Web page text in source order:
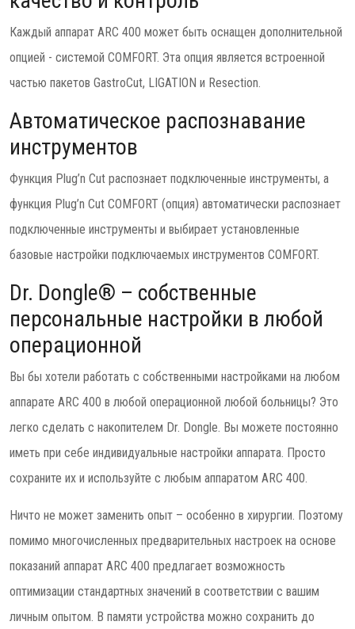
Каждый аппарат ARC 400 может быть оснащен дополнительной
опцией - системой COMFORT. Эта опция является встроенной
частью пакетов GastroCut, LIGATION и Resection.
Автоматическое распознавание
инструментов
Функция Plug’n Cut распознает подключенные инструменты, а
функция Plug’n Cut COMFORT (опция) автоматически распознает
подключенные инструменты и выбирает установленные
базовые настройки подключаемых инструментов COMFORT.
Dr. Dongle® – собственные
персональные настройки в любой
операционной
Вы бы хотели работать с собственными настройками на любом
аппарате ARC 400 в любой операционной любой больницы? Это
легко сделать с накопителем Dr. Dongle. Вы можете постоянно
иметь при себе индивидуальные настройки аппарата. Просто
сохраните их и используйте с любым аппаратом ARC 400.
Ничто не может заменить опыт – особенно в хирургии. Поэтому
помимо многочисленных предварительных настроек на основе
показаний аппарат ARC 400 предлагает возможность
оптимизации стандартных значений в соответствии с вашим
личным опытом. В памяти устройства можно сохранить до